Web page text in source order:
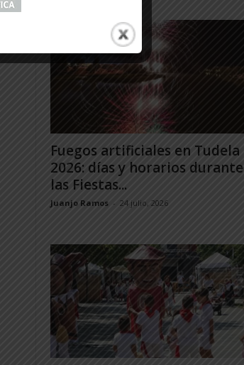
Fuegos artificiales en Tudela
2026: días y horarios durante
las Fiestas...
Juanjo Ramos - 24 julio, 2026